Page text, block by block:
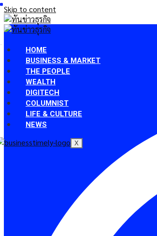
Skip to content
HOME
BUSINESS & MARKET
THE PEOPLE
WEALTH
DIGITECH
COLUMNIST
LIFE & CULTURE
NEWS
X